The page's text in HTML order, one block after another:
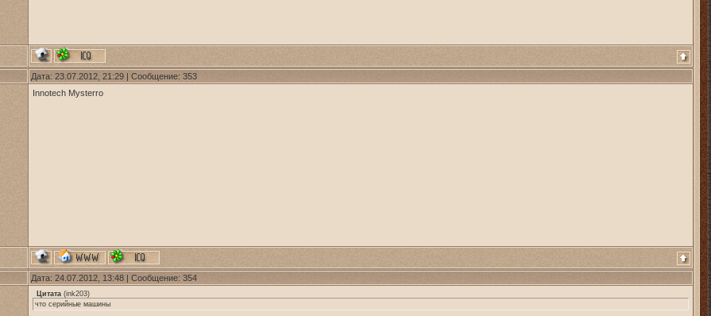
Дата: 23.07.2012, 21:29 | Сообщение: 353
Innotech Mysterro
Дата: 24.07.2012, 13:48 | Сообщение: 354
Цитата (ink203)
что серийные машины